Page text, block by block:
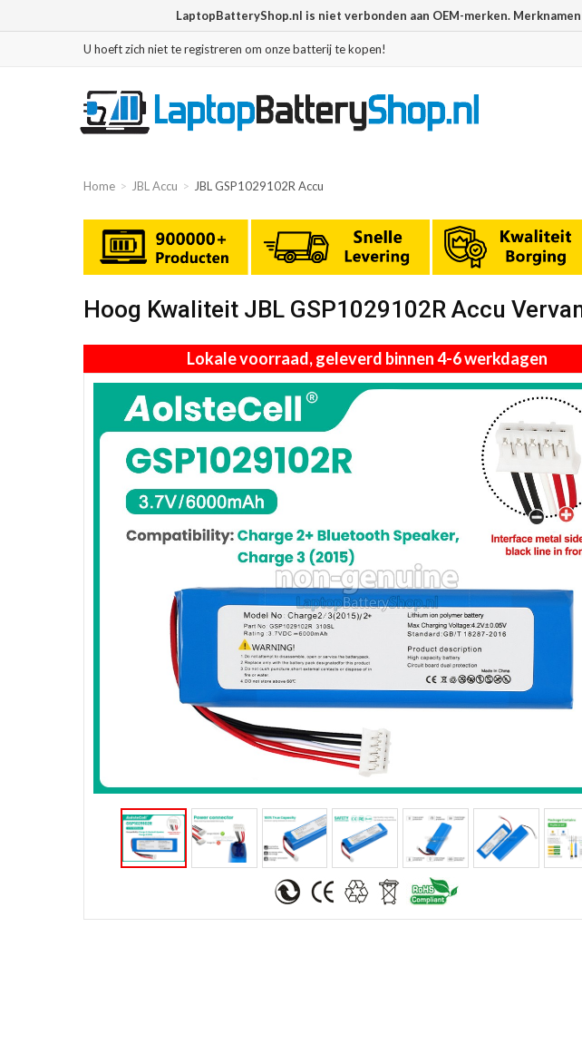
LaptopBatteryShop.nl is niet verbonden aan OEM-merken.
U hoeft zich niet te registreren om onze batterij te kopen!
Home JBL Accu JBL GSP1029102R Accu
Hoog Kwaliteit JBL GSP1029102R Accu
Lokale voorraad, geleverd binnen 4-6 werkdagen